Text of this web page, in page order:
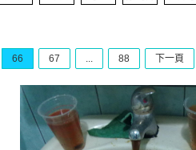
66 67 ... 88 下一頁